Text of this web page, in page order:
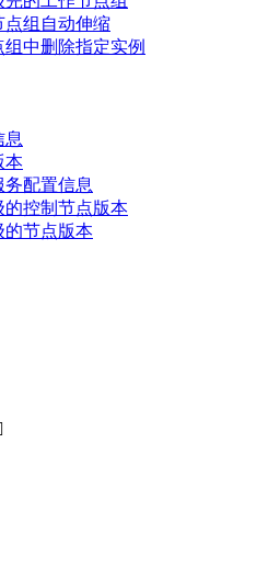
点组自动伸缩
组中删除指定实例
息
本
务配置信息
的控制节点版本
的节点版本